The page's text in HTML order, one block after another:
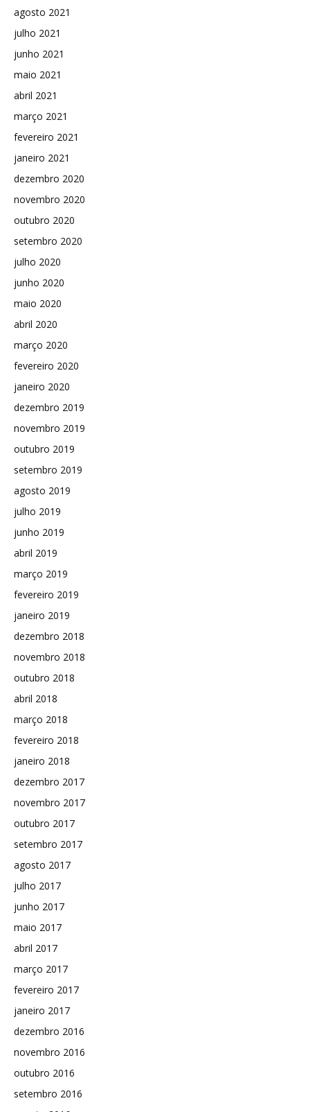
agosto 2021
julho 2021
junho 2021
maio 2021
abril 2021
março 2021
fevereiro 2021
janeiro 2021
dezembro 2020
novembro 2020
outubro 2020
setembro 2020
julho 2020
junho 2020
maio 2020
abril 2020
março 2020
fevereiro 2020
janeiro 2020
dezembro 2019
novembro 2019
outubro 2019
setembro 2019
agosto 2019
julho 2019
junho 2019
abril 2019
março 2019
fevereiro 2019
janeiro 2019
dezembro 2018
novembro 2018
outubro 2018
abril 2018
março 2018
fevereiro 2018
janeiro 2018
dezembro 2017
novembro 2017
outubro 2017
setembro 2017
agosto 2017
julho 2017
junho 2017
maio 2017
abril 2017
março 2017
fevereiro 2017
janeiro 2017
dezembro 2016
novembro 2016
outubro 2016
setembro 2016